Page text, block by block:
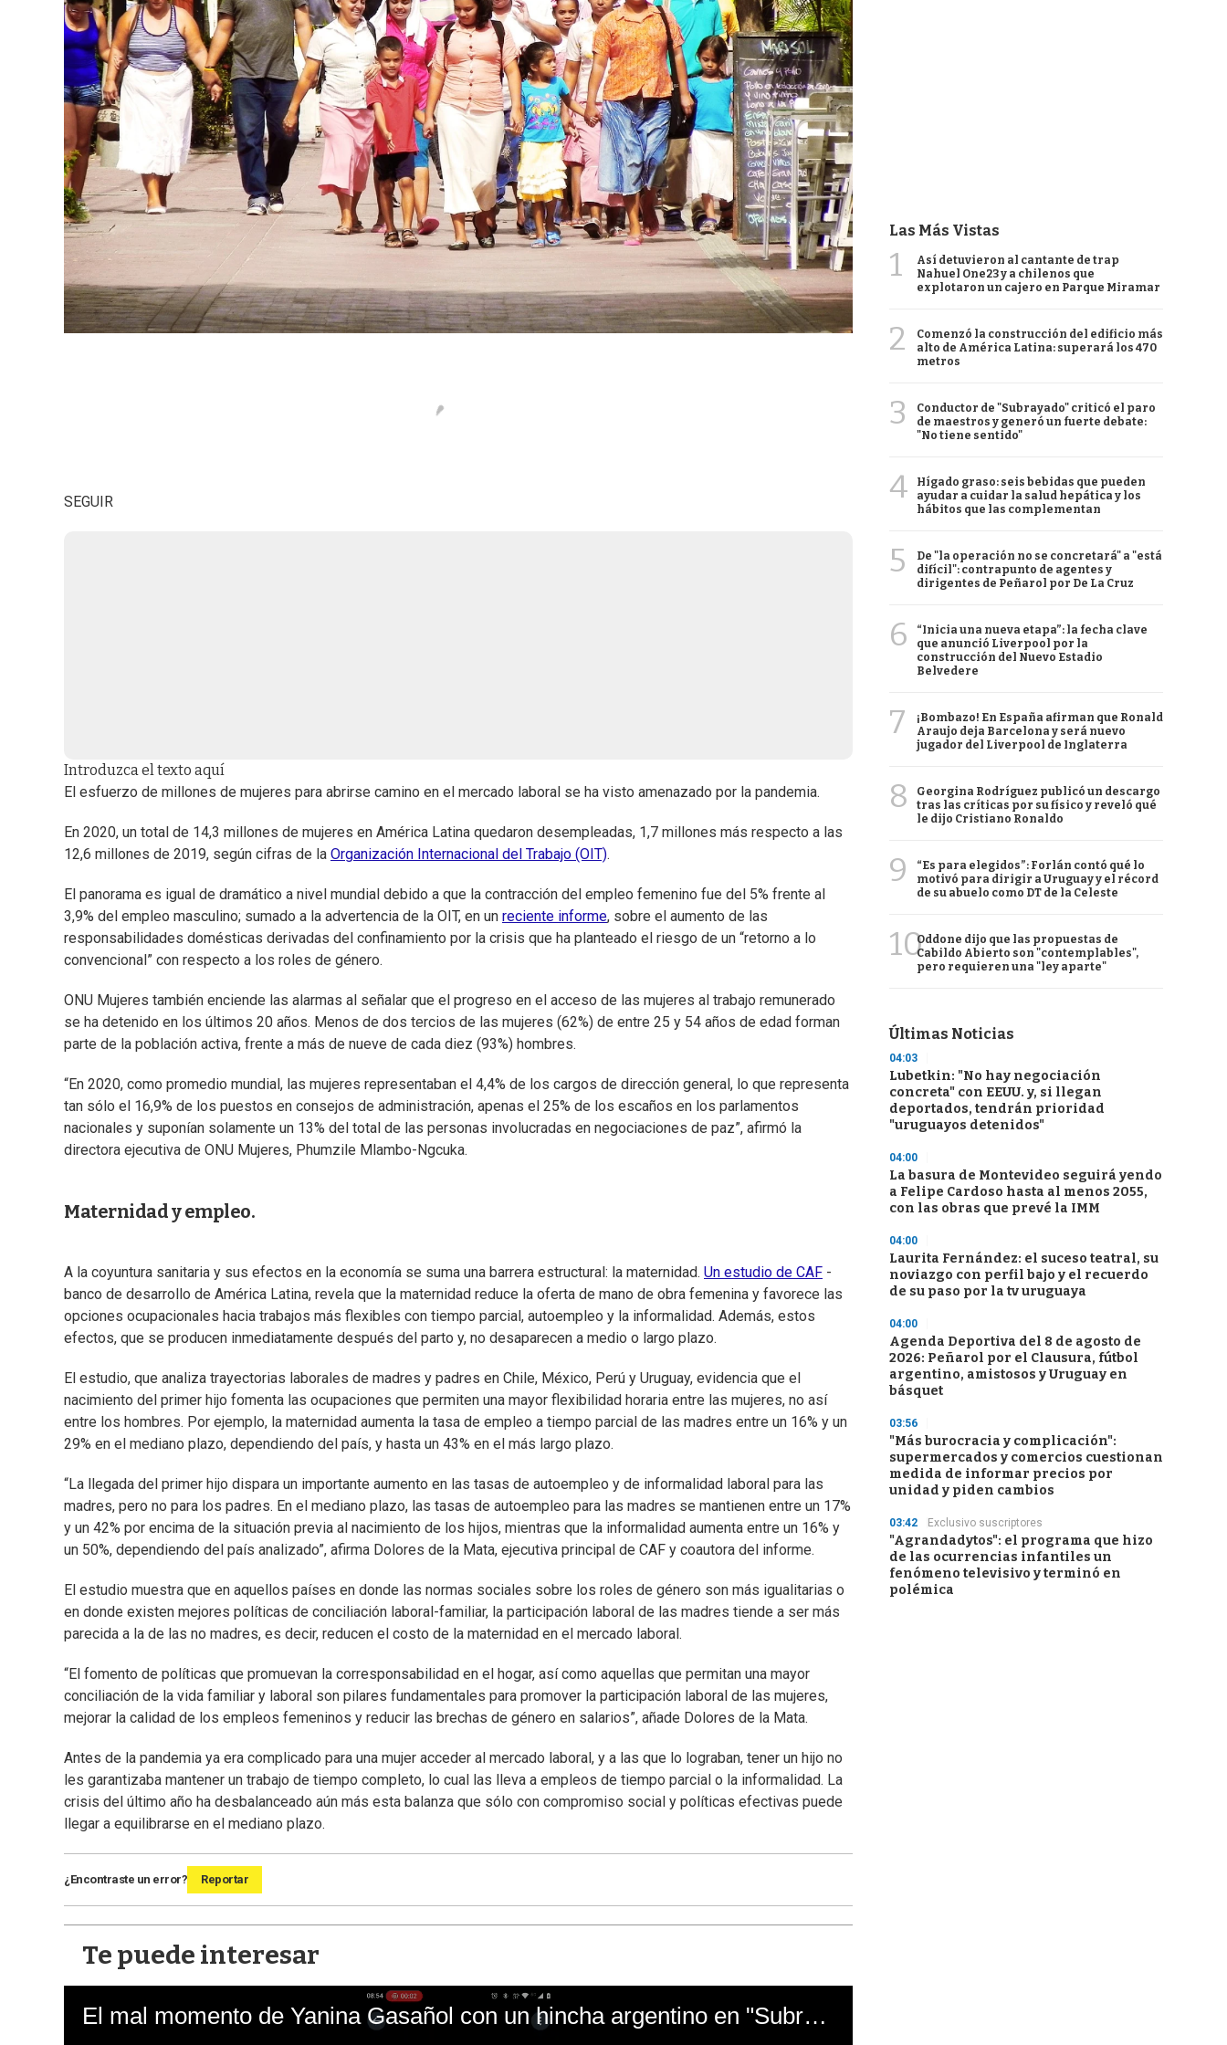
SEGUIR
Introduzca el texto aquí
El esfuerzo de millones de mujeres para abrirse camino en el mercado laboral se ha visto amenazado por la pandemia.
En 2020, un total de 14,3 millones de mujeres en América Latina quedaron desempleadas, 1,7 millones más respecto a las
12,6 millones de 2019, según cifras de la Organización Internacional del Trabajo (OIT).
El panorama es igual de dramático a nivel mundial debido a que la contracción del empleo femenino fue del 5% frente al
3,9% del empleo masculino; sumado a la advertencia de la OIT, en un reciente informe, sobre el aumento de las
responsabilidades domésticas derivadas del confinamiento por la crisis que ha planteado el riesgo de un “retorno a lo
convencional” con respecto a los roles de género.
ONU Mujeres también enciende las alarmas al señalar que el progreso en el acceso de las mujeres al trabajo remunerado
se ha detenido en los últimos 20 años. Menos de dos tercios de las mujeres (62%) de entre 25 y 54 años de edad forman
parte de la población activa, frente a más de nueve de cada diez (93%) hombres.
“En 2020, como promedio mundial, las mujeres representaban el 4,4% de los cargos de dirección general, lo que representa
tan sólo el 16,9% de los puestos en consejos de administración, apenas el 25% de los escaños en los parlamentos
nacionales y suponían solamente un 13% del total de las personas involucradas en negociaciones de paz”, afirmó la
directora ejecutiva de ONU Mujeres, Phumzile Mlambo-Ngcuka.
Maternidad y empleo.
A la coyuntura sanitaria y sus efectos en la economía se suma una barrera estructural: la maternidad. Un estudio de CAF -
banco de desarrollo de América Latina, revela que la maternidad reduce la oferta de mano de obra femenina y favorece las
opciones ocupacionales hacia trabajos más flexibles con tiempo parcial, autoempleo y la informalidad. Además, estos
efectos, que se producen inmediatamente después del parto y, no desaparecen a medio o largo plazo.
El estudio, que analiza trayectorias laborales de madres y padres en Chile, México, Perú y Uruguay, evidencia que el
nacimiento del primer hijo fomenta las ocupaciones que permiten una mayor flexibilidad horaria entre las mujeres, no así
entre los hombres. Por ejemplo, la maternidad aumenta la tasa de empleo a tiempo parcial de las madres entre un 16% y un
29% en el mediano plazo, dependiendo del país, y hasta un 43% en el más largo plazo.
“La llegada del primer hijo dispara un importante aumento en las tasas de autoempleo y de informalidad laboral para las
madres, pero no para los padres. En el mediano plazo, las tasas de autoempleo para las madres se mantienen entre un 17%
y un 42% por encima de la situación previa al nacimiento de los hijos, mientras que la informalidad aumenta entre un 16% y
un 50%, dependiendo del país analizado”, afirma Dolores de la Mata, ejecutiva principal de CAF y coautora del informe.
El estudio muestra que en aquellos países en donde las normas sociales sobre los roles de género son más igualitarias o
en donde existen mejores políticas de conciliación laboral-familiar, la participación laboral de las madres tiende a ser más
parecida a la de las no madres, es decir, reducen el costo de la maternidad en el mercado laboral.
“El fomento de políticas que promuevan la corresponsabilidad en el hogar, así como aquellas que permitan una mayor
conciliación de la vida familiar y laboral son pilares fundamentales para promover la participación laboral de las mujeres,
mejorar la calidad de los empleos femeninos y reducir las brechas de género en salarios”, añade Dolores de la Mata.
Antes de la pandemia ya era complicado para una mujer acceder al mercado laboral, y a las que lo lograban, tener un hijo no
les garantizaba mantener un trabajo de tiempo completo, lo cual las lleva a empleos de tiempo parcial o la informalidad. La
crisis del último año ha desbalanceado aún más esta balanza que sólo con compromiso social y políticas efectivas puede
llegar a equilibrarse en el mediano plazo.
¿Encontraste un error? Reportar
Te puede interesar
El mal momento de Yanina Gasañol con un hincha argentino en "Subrayado"
Las Más Vistas
1
Así detuvieron al cantante de trap
Nahuel One23 y a chilenos que
explotaron un cajero en Parque Miramar
2
Comenzó la construcción del edificio más
alto de América Latina: superará los 470
metros
3
Conductor de "Subrayado" criticó el paro
de maestros y generó un fuerte debate:
"No tiene sentido"
4
Hígado graso: seis bebidas que pueden
ayudar a cuidar la salud hepática y los
hábitos que las complementan
5
De "la operación no se concretará" a "está
difícil": contrapunto de agentes y
dirigentes de Peñarol por De La Cruz
6
“Inicia una nueva etapa”: la fecha clave
que anunció Liverpool por la
construcción del Nuevo Estadio
Belvedere
7
¡Bombazo! En España afirman que Ronald
Araujo deja Barcelona y será nuevo
jugador del Liverpool de Inglaterra
8
Georgina Rodríguez publicó un descargo
tras las críticas por su físico y reveló qué
le dijo Cristiano Ronaldo
9
“Es para elegidos”: Forlán contó qué lo
motivó para dirigir a Uruguay y el récord
de su abuelo como DT de la Celeste
10Oddone dijo que las propuestas de
Cabildo Abierto son "contemplables",
pero requieren una "ley aparte"
Últimas Noticias
04:03
Lubetkin: "No hay negociación
concreta" con EEUU. y, si llegan
deportados, tendrán prioridad
"uruguayos detenidos"
04:00
La basura de Montevideo seguirá yendo
a Felipe Cardoso hasta al menos 2055,
con las obras que prevé la IMM
04:00
Laurita Fernández: el suceso teatral, su
noviazgo con perfil bajo y el recuerdo
de su paso por la tv uruguaya
04:00
Agenda Deportiva del 8 de agosto de
2026: Peñarol por el Clausura, fútbol
argentino, amistosos y Uruguay en
básquet
03:56
"Más burocracia y complicación":
supermercados y comercios cuestionan
medida de informar precios por
unidad y piden cambios
03:42 Exclusivo suscriptores
"Agrandadytos": el programa que hizo
de las ocurrencias infantiles un
fenómeno televisivo y terminó en
polémica